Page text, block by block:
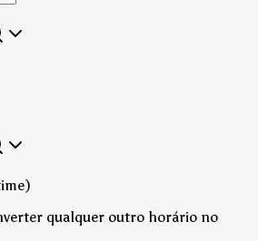
qualquer outro horário no